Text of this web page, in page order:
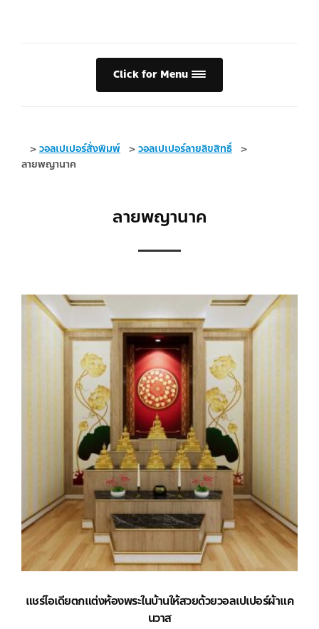
Click for Menu
>วอลเปเปอร์สั่งพิมพ์ >วอลเปเปอร์ลายลิขสิทธิ์ >
ลายพญานาค
ลายพญานาค
แชร์ไอเดียตกแต่งห้องพระในบ้านให้สวยด้วยวอลเปเปอร์ผ้าแค
นวาส